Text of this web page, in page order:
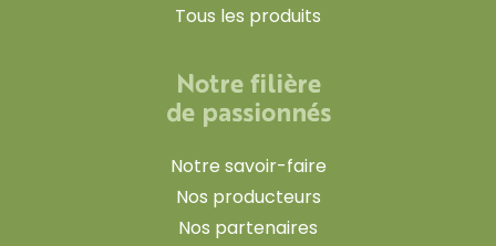
Tous les produits
Notre filière
de passionnés
Notre savoir-faire
Nos producteurs
Nos partenaires